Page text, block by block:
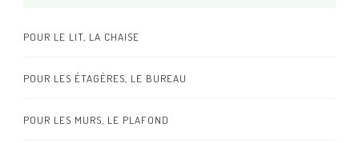
POUR LE LIT, LA CHAISE
POUR LES ÉTAGÈRES, LE BUREAU
POUR LES MURS, LE PLAFOND